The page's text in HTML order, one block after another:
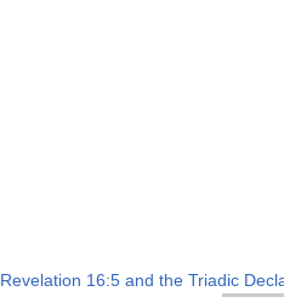
Revelation 16:5 and the Triadic